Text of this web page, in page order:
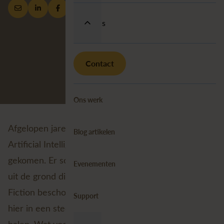
Over ons
Contact
Ons werk
Blog artikelen
Evenementen
Support
Afgelopen jaren zijn de ontwikkelingen rondom
Artificial Intelligence in een stroomversnelling
gekomen. Er schieten allerlei nieuwe toepassingen
uit de grond die we tot voor kort nog als Science
Fiction beschouwden. Ook de GIS-wereld begint
hier in een steeds hoger tempo zijn voordeel uit te